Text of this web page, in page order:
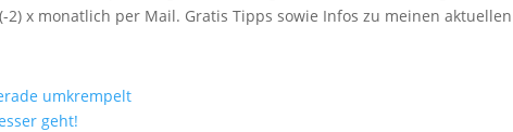
x monatlich per Mail. Gratis Tipps sowie Infos zu meinen
umkrempelt
geht!